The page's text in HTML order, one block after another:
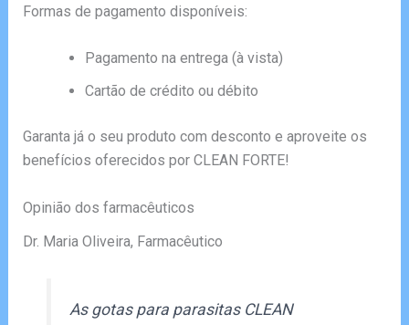
Formas de pagamento disponíveis:
Pagamento na entrega (à vista)
Cartão de crédito ou débito
Garanta já o seu produto com desconto e aproveite os
benefícios oferecidos por CLEAN FORTE!
Opinião dos farmacêuticos
Dr. Maria Oliveira, Farmacêutico
As gotas para parasitas CLEAN